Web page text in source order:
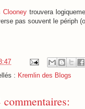
Clooney trouvera
pas souvent le périph
: Kremlin des Blogs
commentaires: